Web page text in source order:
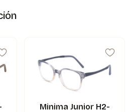
Minima Junior H2-